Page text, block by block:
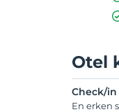
Otel
Check/in
En erken